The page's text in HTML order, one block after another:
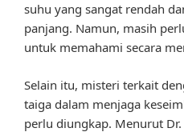
suhu yang sangat rendah
panjang. Namun, masih
untuk memahami secara
Selain itu, misteri terkait
taiga dalam menjaga
perlu diungkap. Menurut